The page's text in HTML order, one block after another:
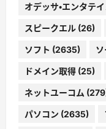
オデッサ・エンタテ
スピークエル (26)
ソフト (2635)
ドメイン取得 (25)
ネットユーコム
パソコン (2635)